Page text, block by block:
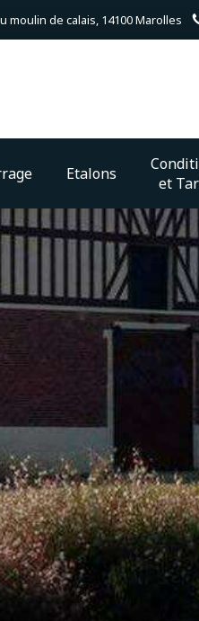
moulin de calais, 14100 Marolles
Etalons
et